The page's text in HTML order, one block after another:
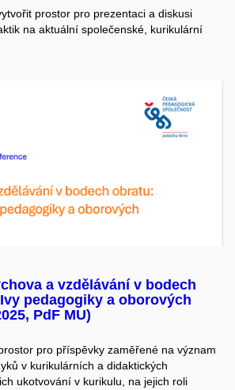
prostor pro prezentaci a diskusi
na aktuální společenské, kurikulární
a vzdělávání v bodech
pedagogiky a oborových
PdF MU)
pro příspěvky zaměřené na význam
v kurikulárních a didaktických
ukotvování v kurikulu, na jejich roli